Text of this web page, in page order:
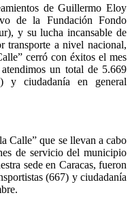
de Guillermo Eloy
de la Fundación Fondo
y su lucha incansable de
transporte a nivel nacional,
cerró con éxitos el mes
un total de 5.669
y ciudadanía en general
Calle” que se llevan a cabo
de servicio del municipio
sede en Caracas, fueron
(667) y ciudadanía